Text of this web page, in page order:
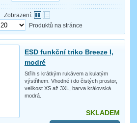
Zobrazení:
Produktů na stránce
ESD funkční triko Breeze I,
modré
Střih s krátkým rukávem a kulatým
výstřihem. Vhodné i do čistých prostor,
velikost XS až 3XL, barva královská
modrá.
SKLADEM